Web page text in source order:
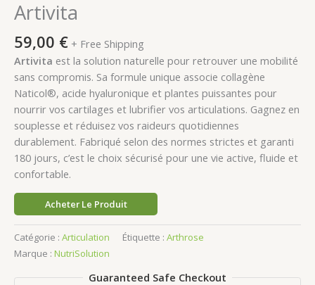
Artivita
59,00 € + Free Shipping
Artivita est la solution naturelle pour retrouver une mobilité
sans compromis. Sa formule unique associe collagène
Naticol®, acide hyaluronique et plantes puissantes pour
nourrir vos cartilages et lubrifier vos articulations. Gagnez en
souplesse et réduisez vos raideurs quotidiennes
durablement. Fabriqué selon des normes strictes et garanti
180 jours, c’est le choix sécurisé pour une vie active, fluide et
confortable.
Acheter Le Produit
Catégorie : Articulation Étiquette : Arthrose
Marque : NutriSolution
Guaranteed Safe Checkout